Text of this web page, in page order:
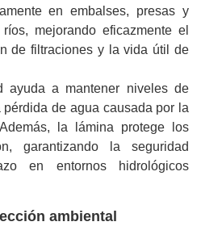
en embalses, presas y
mejorando eficazmente el
de filtraciones y la vida útil de
ayuda a mantener niveles de
de agua causada por la
la lámina protege los
garantizando la seguridad
en entornos hidrológicos
ambiental